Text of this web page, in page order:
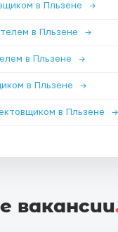
в Пльзене →
в Пльзене →
в Пльзене →
в Пльзене →
в Пльзене →
вакансии